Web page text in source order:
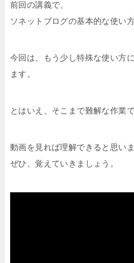
前回の講義で、
ソネットブログの基本的な使い
今回は、もう少し特殊な使い方
ます。
とはいえ、そこまで難解な作業
動画を見れば理解できると思いま
ぜひ、覚えていきましょう。